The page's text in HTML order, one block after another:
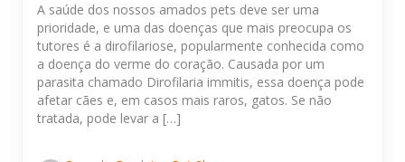
A saúde dos nossos amados pets deve ser uma
prioridade, e uma das doenças que mais preocupa os
tutores é a dirofilariose, popularmente conhecida como
a doença do verme do coração. Causada por um
parasita chamado Dirofilaria immitis, essa doença pode
afetar cães e, em casos mais raros, gatos. Se não
tratada, pode levar a […]